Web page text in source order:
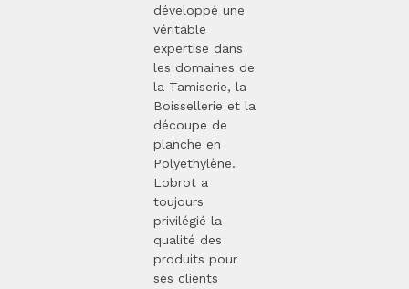
développé une
véritable
expertise dans
les domaines de
la Tamiserie, la
Boissellerie et la
découpe de
planche en
Polyéthylène.
Lobrot a
toujours
privilégié la
qualité des
produits pour
ses clients